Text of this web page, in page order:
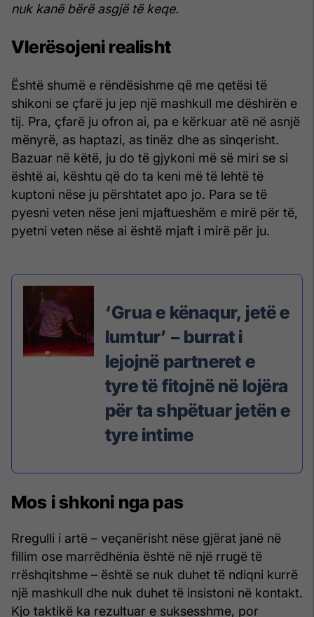
nuk kanë bërë asgjë të keqe.
Vlerësojeni realisht
Është shumë e rëndësishme që me qetësi të
shikoni se çfarë ju jep një mashkull me dëshirën e
tij. Pra, çfarë ju ofron ai, pa e kërkuar atë në asnjë
mënyrë, as haptazi, as tinëz dhe as sinqerisht.
Bazuar në këtë, ju do të gjykoni më së miri se si
është ai, kështu që do ta keni më të lehtë të
kuptoni nëse ju përshtatet apo jo. Para se të
pyesni veten nëse jeni mjaftueshëm e mirë për të,
pyetni veten nëse ai është mjaft i mirë për ju.
‘Grua e kënaqur, jetë e
lumtur’ – burrat i
lejojnë partneret e
tyre të fitojnë në lojëra
për ta shpëtuar jetën e
tyre intime
Mos i shkoni nga pas
Rregulli i artë – veçanërisht nëse gjërat janë në
fillim ose marrëdhënia është në një rrugë të
rrëshqitshme – është se nuk duhet të ndiqni kurrë
një mashkull dhe nuk duhet të insistoni në kontakt.
Kjo taktikë ka rezultuar e suksesshme, por